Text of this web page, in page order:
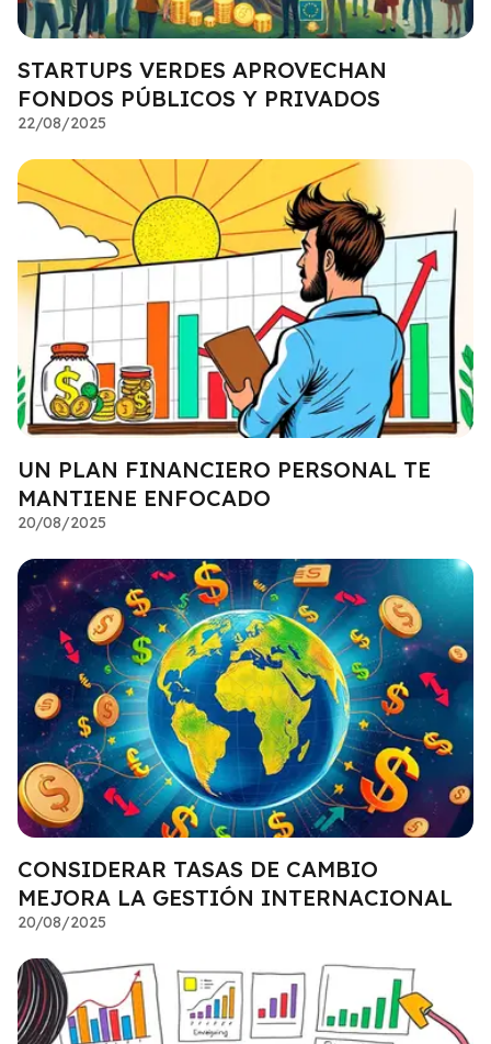
STARTUPS VERDES APROVECHAN
FONDOS PÚBLICOS Y PRIVADOS
22/08/2025
UN PLAN FINANCIERO PERSONAL TE
MANTIENE ENFOCADO
20/08/2025
CONSIDERAR TASAS DE CAMBIO
MEJORA LA GESTIÓN INTERNACIONAL
20/08/2025